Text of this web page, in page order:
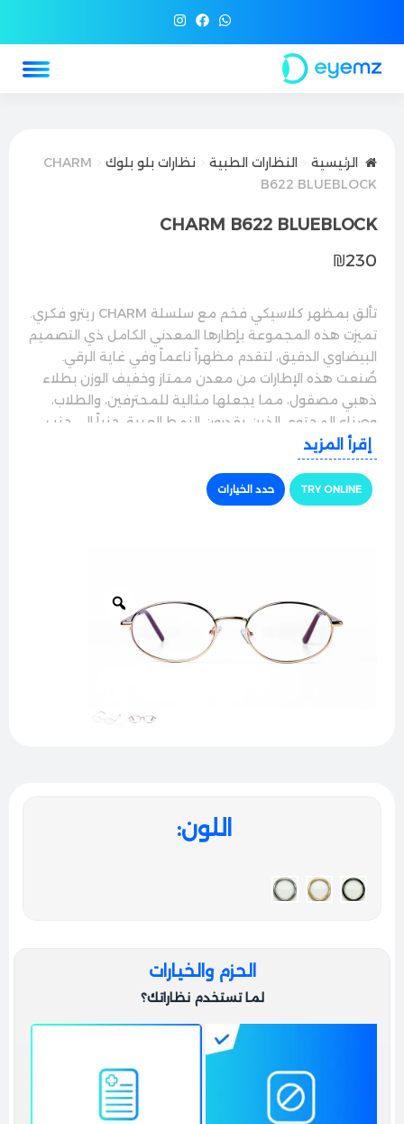
الرئيسية النظارات الطبية نظارات بلو بلوك
CHARM
B622 BLUEBLOCK
CHARM B622 BLUEBLOCK
₪230
تألق بمظهر كلاسيكي فخم مع سلسلة CHARM ريترو فكري.
تميزت هذه المجموعة بإطارها المعدني الكامل ذي التصميم
البيضاوي الدقيق، لتقدم مظهراً ناعماً وفي غاية الرقي.
صُنعت هذه الإطارات من معدن ممتاز وخفيف الوزن بطلاء
ذهبي مصقول، مما يجعلها مثالية للمحترفين، والطلاب،
وصناع المحتوى الذين يقدرون النمط العريق جنباً إلى جنب
مع الميزات العملية الحديثة. النظارة مزودة بعدسات حماية
متطورة ضد الأشعة الزرقاء، حيث تحجب بفاعلية التوهج
الرقمي الصادر عن الشاشات، لتوفر لعينيك الراحة التامة خلال
ساعات العمل الطويلة أمام الحاسوب أو الهاتف الذكي.
طلاء مصقول ومقاوم لعوامل الاستخدام اليومي.
التصميم:هيكل ريترو ناعم بكامل الإطار ذي زوايا بيضاوية
حماية متطورة ضد الأشعة الزرقاء؛
إقرأ المزيد
TRY ONLINE حدد الخيارات
اللون
الحزم والخيارات
لما تستخدم نظاراتك؟